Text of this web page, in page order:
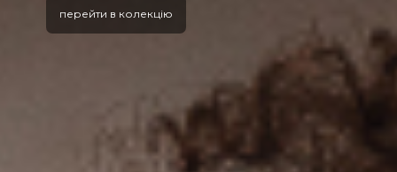
перейти в колекцію